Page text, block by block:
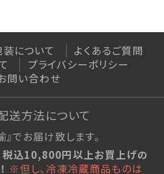
装について
よくあるご質問
プライバシーポリシー
問い合わせ
送方法について
でお届け致します。
税込10,800円以上お買上げの
※但し、冷凍冷蔵商品ものは
空
羹
可惜夜(あたらよ)